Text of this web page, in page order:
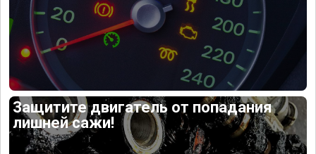
Защитите двигатель от попадания
лишней сажи!